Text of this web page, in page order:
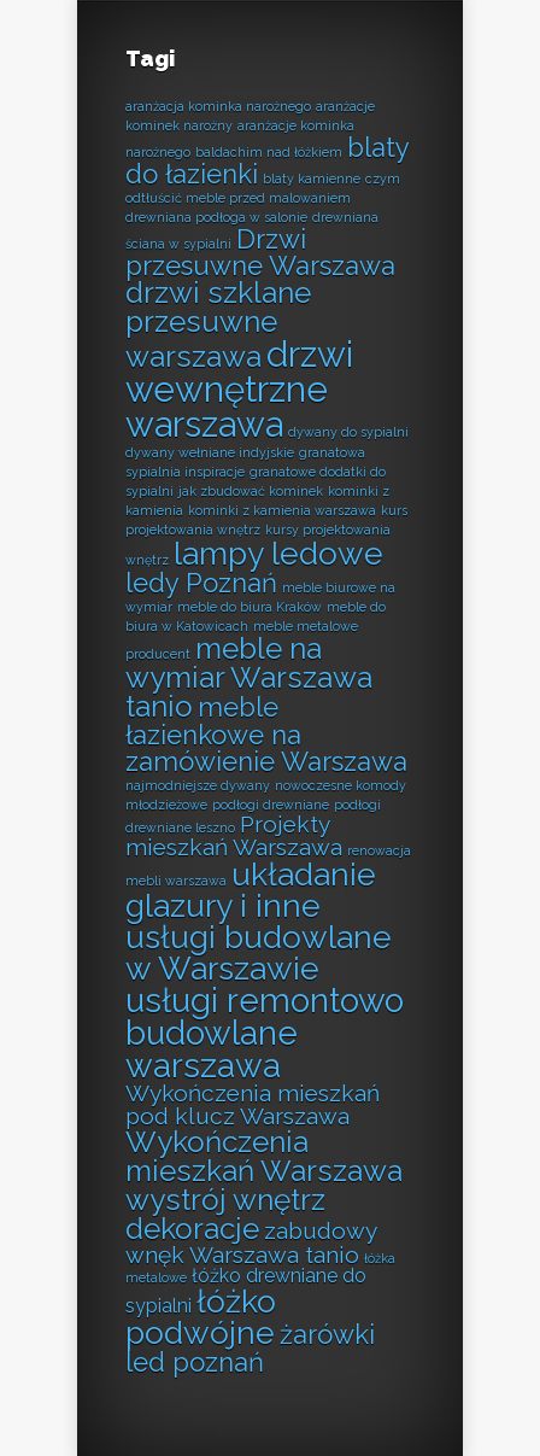
Tagi
aranżacja kominka narożnego aranżacje
kominek narożny aranżacje kominka
narożnego baldachim nad łóżkiem
blaty
do łazienki blaty kamienne czym
odtłuścić meble przed malowaniem
drewniana podłoga w salonie drewniana
ściana w sypialni Drzwi
przesuwne Warszawa
drzwi szklane
przesuwne
warszawa drzwi
wewnętrzne
warszawa dywany do sypialni
dywany wełniane indyjskie granatowa
sypialnia inspiracje granatowe dodatki do
sypialni jak zbudować kominek kominki z
kamienia kominki z kamienia warszawa kurs
projektowania wnętrz kursy projektowania
wnętrz lampy ledowe
ledy Poznań meble biurowe na
wymiar meble do biura Kraków meble do
biura w Katowicach meble metalowe
producent meble na
wymiar Warszawa
tanio meble
łazienkowe na
zamówienie Warszawa
najmodniejsze dywany nowoczesne komody
młodzieżowe podłogi drewniane podłogi
drewniane leszno Projekty
mieszkań Warszawa renowacja
mebli warszawa układanie
glazury i inne
usługi budowlane
w Warszawie
usługi remontowo
budowlane
warszawa
Wykończenia mieszkań
pod klucz Warszawa
Wykończenia
mieszkań Warszawa
wystrój wnętrz
dekoracje zabudowy
wnęk Warszawa tanio łóżka
metalowe łóżko drewniane do
sypialni łóżko
podwójneżarówki
led poznań